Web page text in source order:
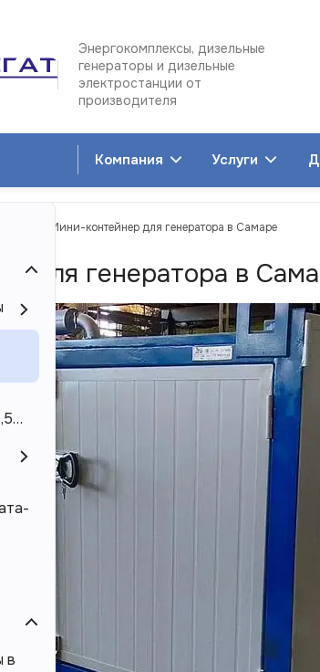
Энергокомплексы, дизельные
генераторы и дизельные
электростанции от
производителя
Компания Услуги
Мини-контейнер для генератора в Самаре
для генератора в
в